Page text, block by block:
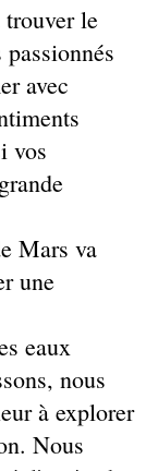
trouver le
avec
vos
Mars va
une
eaux
nous
à explorer
Nous